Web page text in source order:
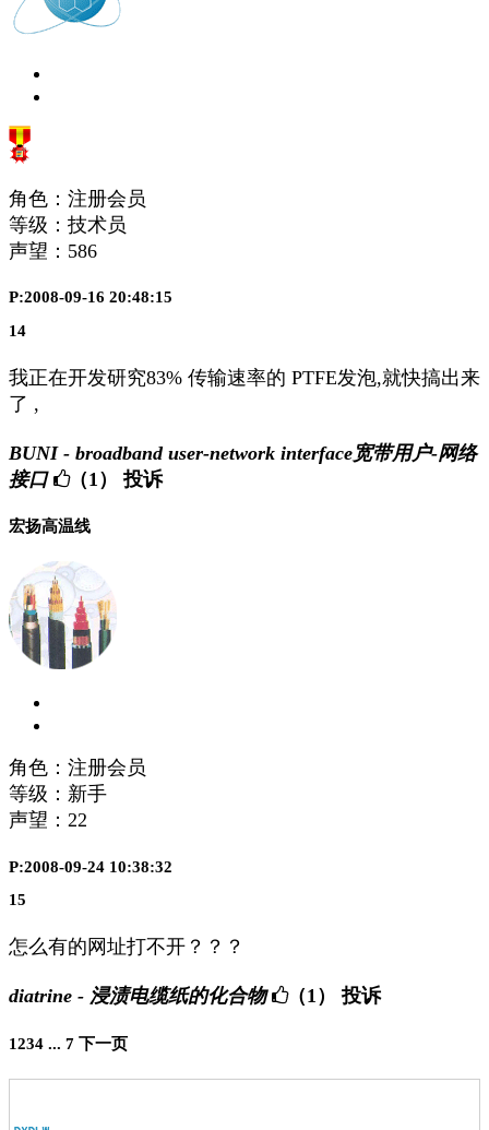
角色：注册会员
等级：技术员
声望： 586
P:2008-09-16 20:48:15
14
我正在开发研究83% 传输速率的 PTFE发泡,就快搞出来
了 ,
BUNI - broadband user-network interface宽带用户-网络
接口
（1） 投诉
宏扬高温线
角色：注册会员
等级：新手
声望： 22
P:2008-09-24 10:38:32
15
怎么有的网址打不开？？？
diatrine - 浸渍电缆纸的化合物 （1） 投诉
1234 ... 7 下一页